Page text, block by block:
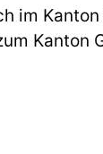
im Kanton
Kanton